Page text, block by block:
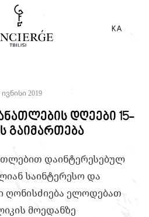
KA
ივნისი 2019
დღეები 15-
გაიმართება
დაინტერესებულ
საინტერესო და
ღონისძიება ელოდებათ
მოედანზე
სერვისი ან სტატია